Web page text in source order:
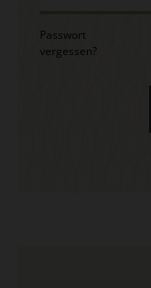
Passwort
vergessen?